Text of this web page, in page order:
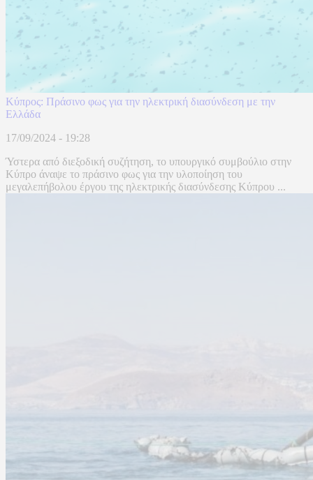
Κύπρος: Πράσινο φως για την ηλεκτρική διασύνδεση με την
Ελλάδα
17/09/2024 - 19:28
Ύστερα από διεξοδική συζήτηση, το υπουργικό συμβούλιο στην
Κύπρο άναψε το πράσινο φως για την υλοποίηση του
μεγαλεπήβολου έργου της ηλεκτρικής διασύνδεσης Κύπρου ...